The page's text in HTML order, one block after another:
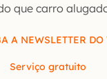
que carro
A NEWSLETTER
Serviço gratuito